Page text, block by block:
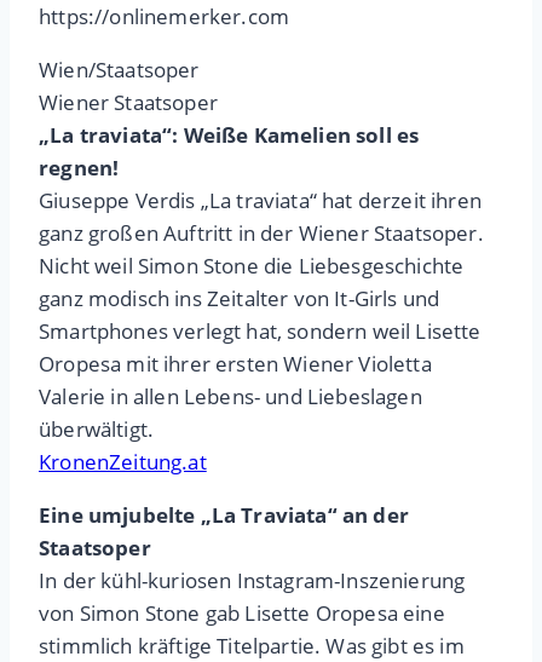
https://onlinemerker.com
Wien/Staatsoper
Wiener Staatsoper
„La traviata“: Weiße Kamelien soll es
regnen!
Giuseppe Verdis „La traviata“ hat derzeit ihren
ganz großen Auftritt in der Wiener Staatsoper.
Nicht weil Simon Stone die Liebesgeschichte
ganz modisch ins Zeitalter von It-Girls und
Smartphones verlegt hat, sondern weil Lisette
Oropesa mit ihrer ersten Wiener Violetta
Valerie in allen Lebens- und Liebeslagen
überwältigt.
KronenZeitung.at
Eine umjubelte „La Traviata“ an der
Staatsoper
In der kühl-kuriosen Instagram-Inszenierung
von Simon Stone gab Lisette Oropesa eine
stimmlich kräftige Titelpartie. Was gibt es im